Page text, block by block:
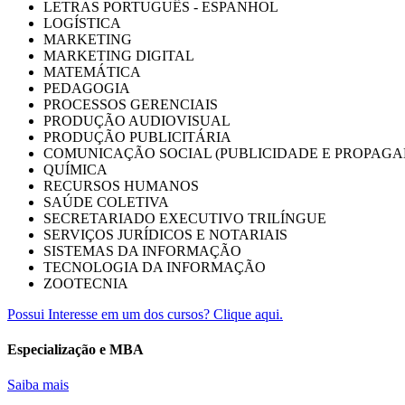
LETRAS PORTUGUÊS - ESPANHOL
LOGÍSTICA
MARKETING
MARKETING DIGITAL
MATEMÁTICA
PEDAGOGIA
PROCESSOS GERENCIAIS
PRODUÇÃO AUDIOVISUAL
PRODUÇÃO PUBLICITÁRIA
COMUNICAÇÃO SOCIAL (PUBLICIDADE E
QUÍMICA
RECURSOS HUMANOS
SAÚDE COLETIVA
SECRETARIADO EXECUTIVO TRILÍNGUE
SERVIÇOS JURÍDICOS E NOTARIAIS
SISTEMAS DA INFORMAÇÃO
TECNOLOGIA DA INFORMAÇÃO
ZOOTECNIA
Possui Interesse em um dos cursos? Clique aqui.
Especialização e MBA
Saiba mais